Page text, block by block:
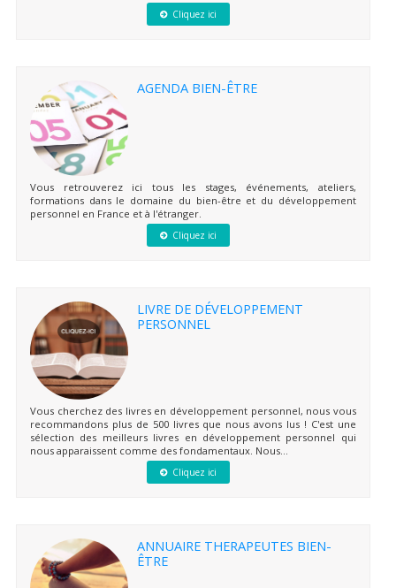
Cliquez ici
AGENDA BIEN-ÊTRE
Vous retrouverez ici tous les stages, événements, ateliers,
formations dans le domaine du bien-être et du développement
personnel en France et à l'étranger.
Cliquez ici
LIVRE DE DÉVELOPPEMENT
PERSONNEL
Vous cherchez des livres en développement personnel, nous vous
recommandons plus de 500 livres que nous avons lus ! C'est une
sélection des meilleurs livres en développement personnel qui
nous apparaissent comme des fondamentaux. Nous...
Cliquez ici
ANNUAIRE THERAPEUTES BIEN-
ÊTRE